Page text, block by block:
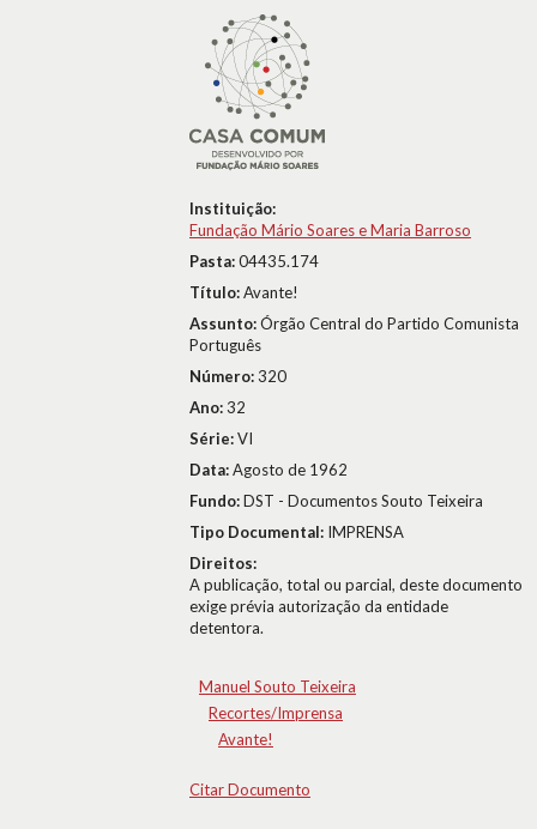
Instituição:
Fundação Mário Soares e Maria Barroso
Pasta:04435.174
Título:Avante!
Assunto:Órgão Central do Partido Comunista
Português
Número:320
Ano:32
Série:VI
Data:Agosto de 1962
Fundo:DST - Documentos Souto Teixeira
Tipo Documental: IMPRENSA
Direitos:
A publicação, total ou parcial, deste documento
exige prévia autorização da entidade
detentora.
Manuel Souto Teixeira
Recortes/Imprensa
Avante!
Citar Documento